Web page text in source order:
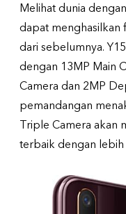
Melihat dunia
dapat
dari sebelumnya.
dengan 13MP Main
Camera dan 2MP
pemandangan
Triple Camera akan
terbaik dengan lebih